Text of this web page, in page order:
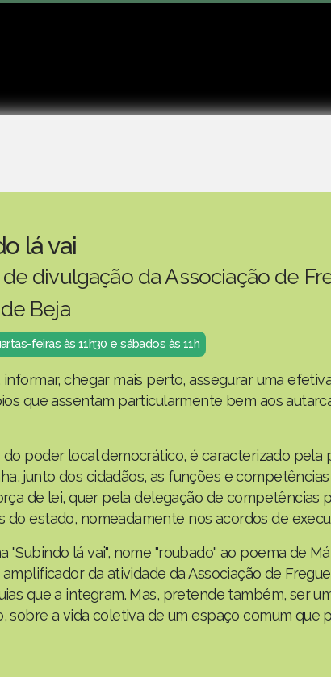
lá vai
divulgação da Associação de
Beja
feiras às 11h30 e sábados às 11h
informar, chegar mais perto, assegurar uma
que assentam particularmente bem aos
do poder local democrático, é caracterizado pela
junto dos cidadãos, as funções e
de lei, quer pela delegação de competências
do estado, nomeadamente nos acordos de
"Subindo lá vai", nome "roubado" ao poema de
da atividade da Associação de
que a integram. Mas, pretende também, ser
sobre a vida coletiva de um espaço comum que